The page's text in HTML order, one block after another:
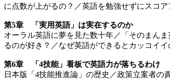
に点数が上がるの？／英語を勉強せずにスコア
第5章 「実用英語」は実在するのか
オーラル英語に夢を見た数十年／「そのまん
るのが好き？／なぜ英語ができるとカッコイイ
第6章 「4技能」看板で英語力が落ちるわけ
日本版「4技能推進論」の歴史／政策立案者